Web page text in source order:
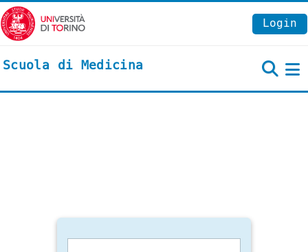
Vai al contenuto principale
Login
Scuola di Medicina